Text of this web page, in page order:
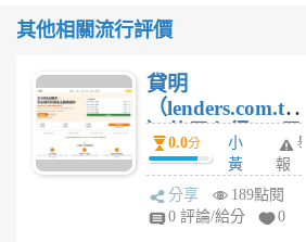
其他相關流行評價
貸明
（lenders.com.tw
）使用心得 — 民
間貸款比較平台
體驗
0.0分
小
黃
蜂
1
舉
報
分享
189點閱
0 評論/給分
0